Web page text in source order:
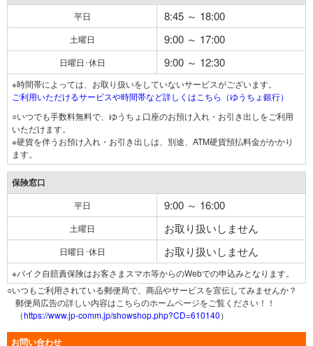
平日 8:45 ～ 18:00
土曜日 9:00 ～ 17:00
日曜日･休日 9:00 ～ 12:30
※時間帯によっては、お取り扱いをしていないサービスがございます。
ご利用いただけるサービスや時間帯など詳しくはこちら（ゆうちょ銀行）
○いつでも手数料無料で、ゆうちょ口座のお預け入れ・お引き出しをご利用
いただけます。
※硬貨を伴うお預け入れ・お引き出しは、別途、ATM硬貨預払料金がかかり
ます。
保険窓口
平日 9:00 ～ 16:00
土曜日 お取り扱いしません
日曜日･休日 お取り扱いしません
※バイク自賠責保険はお客さまスマホ等からのWebでの申込みとなります。
○いつもご利用されている郵便局で、商品やサービスを宣伝してみませんか？
郵便局広告の詳しい内容はこちらのホームページをご覧ください！！
（https://www.jp-comm.jp/showshop.php?CD=610140）
お問い合わせ